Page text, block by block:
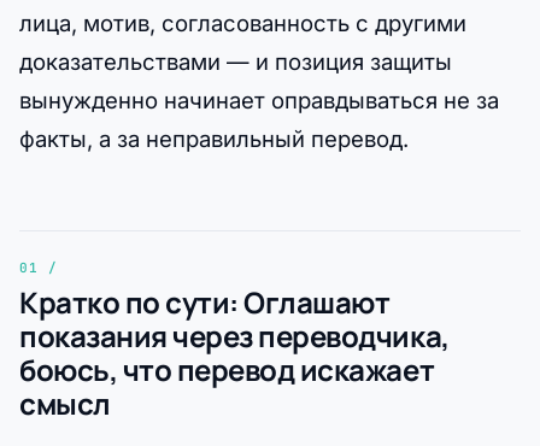
лица, мотив, согласованность с другими
доказательствами — и позиция защиты
вынужденно начинает оправдываться не за
факты, а за неправильный перевод.
Кратко по сути: Оглашают
показания через переводчика,
боюсь, что перевод искажает
смысл